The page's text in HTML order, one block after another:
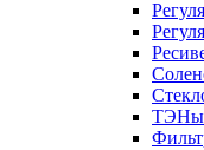
ТЭНы